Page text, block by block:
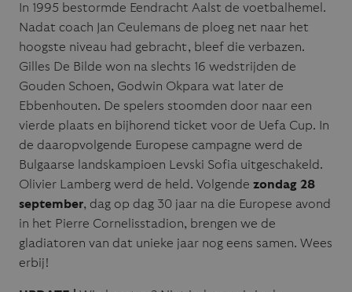
In 1995 bestormde Eendracht Aalst de voetbalhemel.
Nadat coach Jan Ceulemans de ploeg net naar het
hoogste niveau had gebracht, bleef die verbazen.
Gilles De Bilde won na slechts 16 wedstrijden de
Gouden Schoen, Godwin Okpara wat later de
Ebbenhouten. De spelers stoomden door naar een
vierde plaats en bijhorend ticket voor de Uefa Cup. In
de daaropvolgende Europese campagne werd de
Bulgaarse landskampioen Levski Sofia uitgeschakeld.
Olivier Lamberg werd de held. Volgende zondag 28
september, dag op dag 30 jaar na die Europese avond
in het Pierre Cornelisstadion, brengen we de
gladiatoren van dat unieke jaar nog eens samen. Wees
erbij!